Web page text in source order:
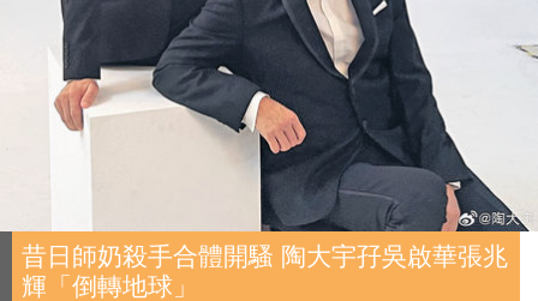
昔日師奶殺手合體開騷 陶大宇孖吳啟華張兆
輝「倒轉地球」